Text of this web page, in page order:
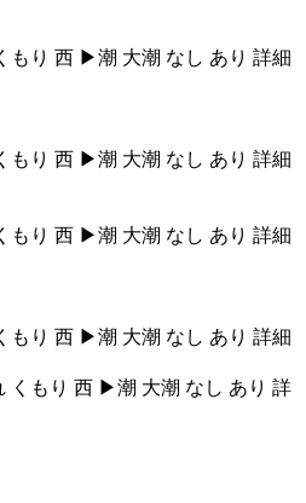
もり 西 ▶︎潮 大潮 なし あり 詳細
もり 西 ▶︎潮 大潮 なし あり 詳細
もり 西 ▶︎潮 大潮 なし あり 詳細
もり 西 ▶︎潮 大潮 なし あり 詳細
くもり 西 ▶︎潮 大潮 なし あり 詳